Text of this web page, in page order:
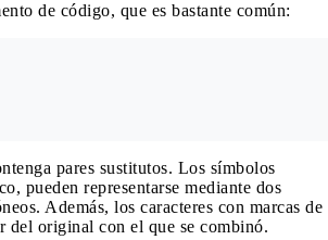
de código, que es bastante común:
pares sustitutos. Los símbolos
pueden representarse mediante dos
Además, los caracteres con marcas de
del original con el que se combinó.